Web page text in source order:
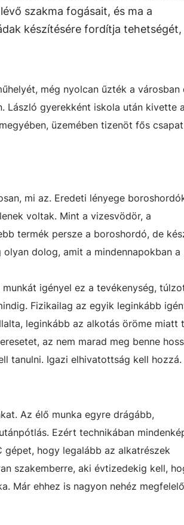
szakma fogásait, és ma a
készítésére fordítja tehetségét,
még nyolcan űzték a városban
László gyerekként iskola után kivette
üzemében tizenöt fős
mi az. Eredeti lényege
voltak. Mint a vizesvödör, a
termék persze a boroshordó, de
dolog, amit a mindennapokban a
igényel ez a tevékenység,
Fizikailag az egyik leginkább
leginkább az alkotás öröme miatt
az nem marad meg benne
tanulni. Igazi elhivatottság kell hozzá.
Az élő munka egyre drágább,
Ezért technikában
gépet, hogy legalább az alkatrészek
szakemberre, aki évtizedekig kell,
Már ehhez is nagyon nehéz megfelelő